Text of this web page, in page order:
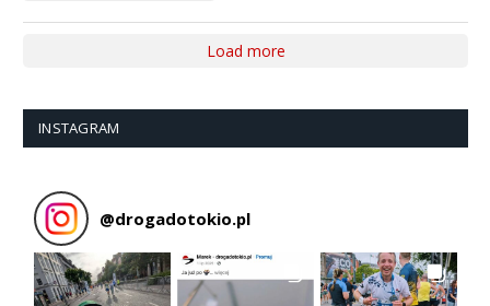
Load more
INSTAGRAM
@drogadotokio.pl